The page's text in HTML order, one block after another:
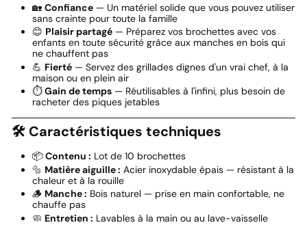
🏡 Confiance — Un matériel solide que vous pouvez utiliser
sans crainte pour toute la famille
😊 Plaisir partagé — Préparez vos brochettes avec vos
enfants en toute sécurité grâce aux manches en bois qui
ne chauffent pas
💪 Fierté — Servez des grillades dignes d'un vrai chef, à la
maison ou en plein air
⏱️Gain de temps — Réutilisables à l'infini, plus besoin de
racheter des piques jetables
🛠️ Caractéristiques techniques
📦 Contenu : Lot de 10 brochettes
🔩 Matière aiguille : Acier inoxydable épais — résistant à la
chaleur et à la rouille
🪵 Manche : Bois naturel — prise en main confortable, ne
chauffe pas
🧼 Entretien : Lavables à la main ou au lave-vaisselle